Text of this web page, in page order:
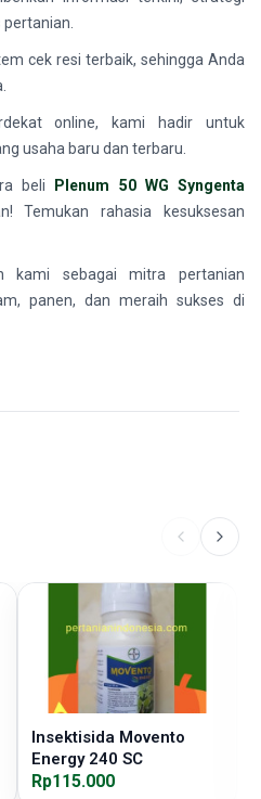
cek resi terbaik, sehingga Anda
online, kami hadir untuk
usaha baru dan terbaru.
beli
Plenum 50 WG Syngenta
Temukan rahasia kesuksesan
kami sebagai mitra pertanian
panen, dan meraih sukses di
Insektisida Movento
Energy 240 SC
Rp115.000